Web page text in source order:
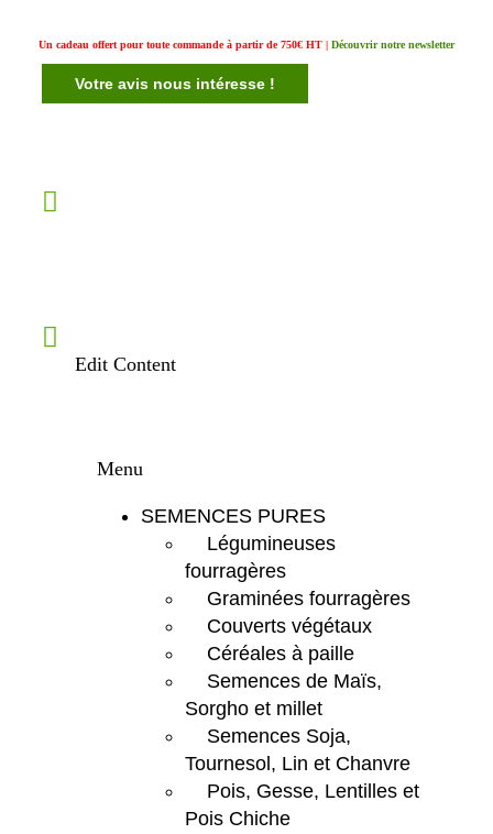
Un cadeau offert pour toute commande à partir de 750€ HT | Découvrir notre newsletter
Votre avis nous intéresse !
Edit Content
Menu
SEMENCES PURES
Légumineuses
fourragères
Graminées fourragères
Couverts végétaux
Céréales à paille
Semences de Maïs,
Sorgho et millet
Semences Soja,
Tournesol, Lin et Chanvre
Pois, Gesse, Lentilles et
Pois Chiche